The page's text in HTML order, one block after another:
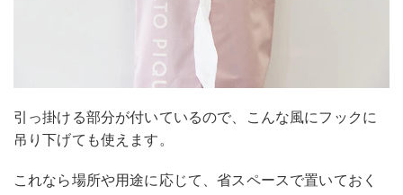
引っ掛ける部分が付いているので、こんな風にフックに
吊り下げても使えます。
これなら場所や用途に応じて、省スペースで置いておく